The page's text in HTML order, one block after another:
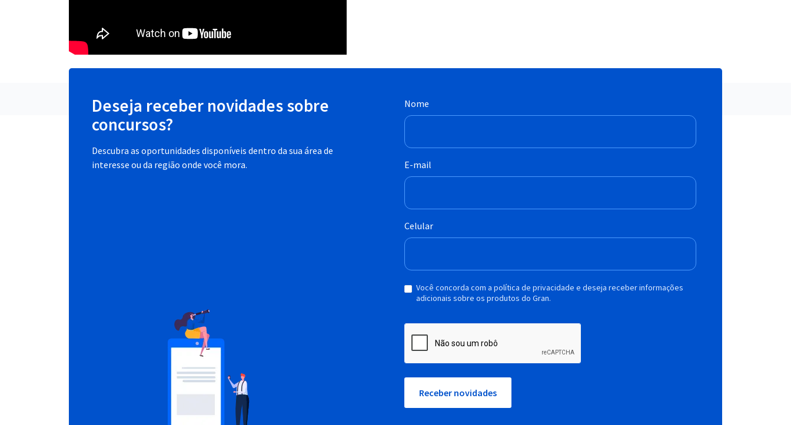
Deseja receber novidades sobre
concursos?
Descubra as oportunidades disponíveis dentro da sua área de
interesse ou da região onde você mora.
Nome
E-mail
Celular
Você concorda com a política de privacidade e deseja receber informações
adicionais sobre os produtos do Gran.
Receber novidades